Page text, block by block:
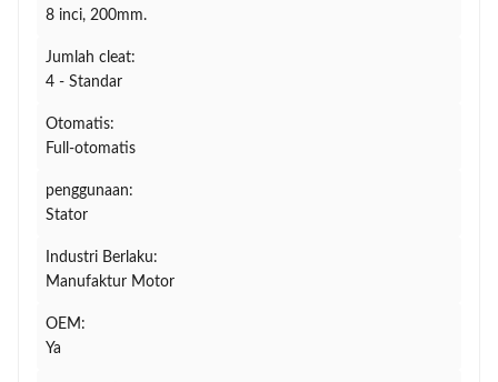
8 inci, 200mm.
Jumlah cleat:
4 - Standar
Otomatis:
Full-otomatis
penggunaan:
Stator
Industri Berlaku:
Manufaktur Motor
OEM:
Ya